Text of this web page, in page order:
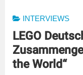
INTERVIEWS
LEGO
the World“